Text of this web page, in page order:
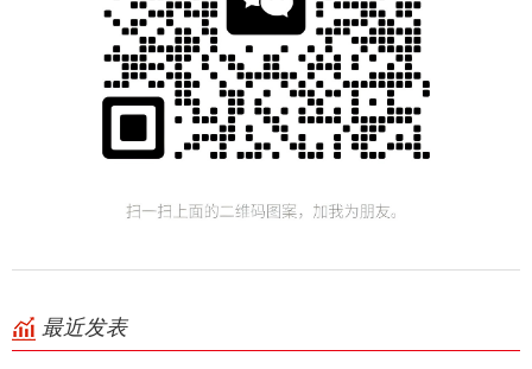
最近发表